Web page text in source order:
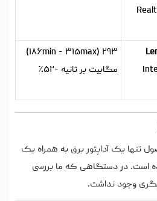
۲۹۳ (۱۸۶min - ۳۱۵max)
مگابیت بر ثانیه -۵۲٪
تنها یک آداپتور برق به همراه یک
است. در دستگاهی که ما بررسی
وجود نداشت.